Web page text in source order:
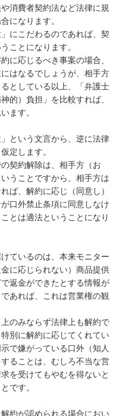
消費者契約法など法律に規
になります。
にこだわるのであれば、契
ことになります。
に応じるべき事案の場合、
はなるでしょうが、相手方
としている以上、「弁護士
的）負担」を比較すれば、
ます。
という文言から、逆に法律
定します。
契約解除は、相手方（お
うことですから、相手方は
ば、解約に応じ（同意し）
口外禁止条項に同意しなけ
とは適法ということになり
ているのは、本来モニター
に応じられない）商品提供
返金ができたとする情報が
あれば、これは営業権の観
のみならず法律上も解約で
別に解約に応じてくれてい
で嫌がっている口外（知人
ることは、むしろ不当な営
を受けてもやむを得ないと
です。
約が認められる場合におい